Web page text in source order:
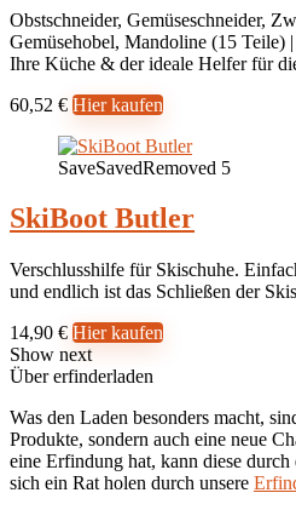
Obstschneider, Gemüseschneider,
Gemüsehobel, Mandoline (15
Ihre Küche & der ideale Helfer für
60,52 € Hier kaufen
SaveSavedRemoved 5
SkiBoot Butler
Verschlusshilfe für Skischuhe.
und endlich ist das Schließen der
14,90 € Hier kaufen
Show next
Über erfinderladen
Was den Laden besonders macht,
Produkte, sondern auch eine neue
eine Erfindung hat, kann diese
sich ein Rat holen durch unsere